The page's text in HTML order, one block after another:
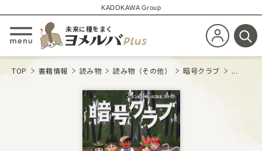
KADOKAWA Group
メニューを開閉する
未来に種をまく
新規会員登
検
TOP 書籍情報 読み物 読み物（その他） 暗号クラブ ...